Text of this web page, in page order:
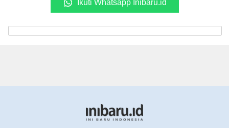
Ikuti Whatsapp Inibaru.id